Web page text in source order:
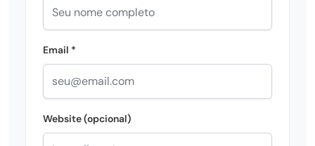
Email *
Website (opcional)